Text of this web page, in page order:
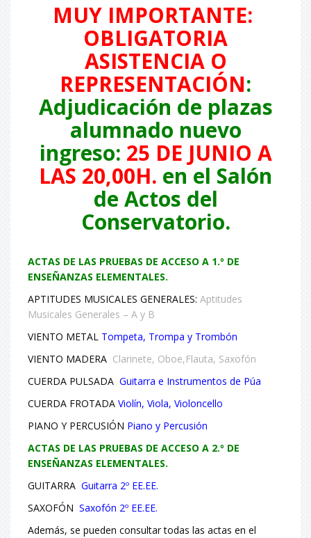
MUY IMPORTANTE:
OBLIGATORIA
ASISTENCIA O
REPRESENTACIÓN:
Adjudicación de plazas
alumnado nuevo
ingreso: 25 DE JUNIO A
LAS 20,00H. en el Salón
de Actos del
Conservatorio.
ACTAS DE LAS PRUEBAS DE ACCESO A 1.º DE
ENSEÑANZAS ELEMENTALES.
APTITUDES MUSICALES GENERALES: Aptitudes
Musicales Generales – A y B
VIENTO METAL Tompeta, Trompa y Trombón
VIENTO MADERA Clarinete, Oboe,Flauta, Saxofón
CUERDA PULSADA Guitarra e Instrumentos de Púa
CUERDA FROTADA Violín, Viola, Violoncello
PIANO Y PERCUSIÓN Piano y Percusión
ACTAS DE LAS PRUEBAS DE ACCESO A 2.º DE
ENSEÑANZAS ELEMENTALES.
GUITARRA Guitarra 2º EE.EE.
SAXOFÓN Saxofón 2º EE.EE.
Además, se pueden consultar todas las actas en el